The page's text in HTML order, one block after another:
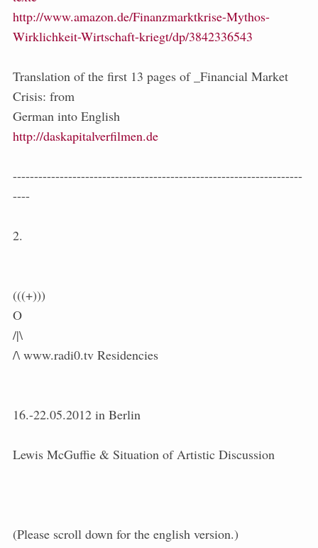
http://www.amazon.de/Finanzmarktkrise-Mythos-
Wirklichkeit-Wirtschaft-kriegt/dp/3842336543
Translation of the first 13 pages of _Financial Market
Crisis: from
German into English
http://daskapitalverfilmen.de
--------------------------------------------------------------------
----
2.
(((+)))
O
/|\
/\ www.radi0.tv Residencies
16.-22.05.2012 in Berlin
Lewis McGuffie & Situation of Artistic Discussion
(Please scroll down for the english version.)